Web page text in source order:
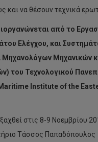
να θέσουν τεχνικά
από το
Ελέγχου, και
Μηχανικών
του Τεχνολογικού
Institute of the
στις 8-9 Νοεμβρίου
Τάσσος Παπαδόπουλος